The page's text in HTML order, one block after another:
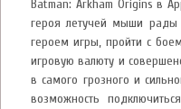
Batman: Arkham Origins в
героя летучей мыши рады
героем игры, пройти с
игровую валюту и
в самого грозного и
возможность